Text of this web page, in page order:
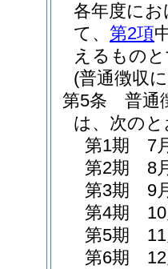
各年度に
て、 第2項
えるもの
(普通徴収
第5条
普通
は、次の
第1期 7
第2期 8
第3期 9
第4期 10
第5期 11
第6期 12